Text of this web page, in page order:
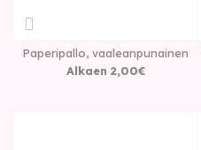
Paperipallo, vaaleanpunainen
Alkaen 2,00€